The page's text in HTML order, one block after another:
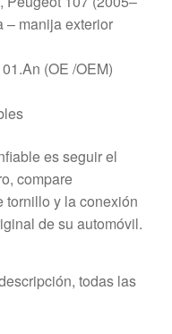
– manija exterior
(OE /OEM)
es seguir el
compare
tornillo y la conexión
de su automóvil.
todas las